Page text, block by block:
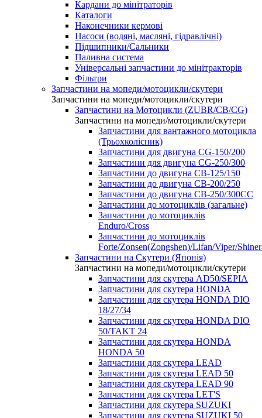
Кардани до мінітраторів
Каталоги
Наконечники кермові
Насоси (водяні, масляні, гідравлічні)
Підшипники/Сальники
Паливна система
Універсальні запчастини до мінітракторів
Фільтри
Запчастини на мопеди/мотоцикли/скутери
Запчастини на мопеди/мотоцикли/скутери
Запчастини на Мотоцикли (ZUBR/CB/CG)
Запчастини на мопеди/мотоцикли/скутери
Запчастини для вантажного мотоцикла
(Трьохколісник)
Запчастини для двигуна CG-150/200
Запчастини для двигуна CG-250/300
Запчастини до двигуна CB-125/150
Запчастини до двигуна CB-200/250
Запчастини до двигуна CB-250/300СС
Запчастини до мотоциклів (загальне)
Запчастини до мотоциклів
Enduro/Cross
Запчастини до мотоциклів
Forte/Zonsen(Zongshen)/Lifan/Viper/
Запчастини на Скутери (Японія)
Запчастини на мопеди/мотоцикли/скутери
Запчастини для скутера AD50/SEPIA
Запчастини для скутера HONDA
Запчастини для скутера HONDA DIO
18/27/34
Запчастини для скутера HONDA DIO
50/TAKT 24
Запчастини для скутера HONDA
HONDA 50
Запчастини для скутера LEAD
Запчастини для скутера LEAD 50
Запчастини для скутера LEAD 90
Запчастини для скутера LET'S
Запчастини для скутера SUZUKI
Запчастини для скутера SUZUKI 50